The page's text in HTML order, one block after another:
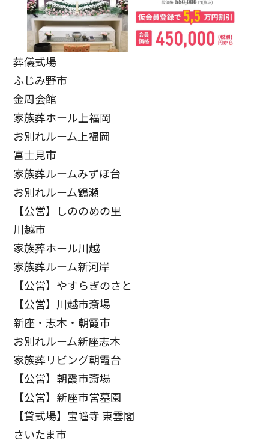
葬儀式場
ふじみ野市
金周会館
家族葬ホール上福岡
お別れルーム上福岡
富士見市
家族葬ルームみずほ台
お別れルーム鶴瀬
【公営】しののめの里
川越市
家族葬ホール川越
家族葬ルーム新河岸
【公営】やすらぎのさと
【公営】川越市斎場
新座・志木・朝霞市
お別れルーム新座志木
家族葬リビング朝霞台
【公営】朝霞市斎場
【公営】新座市営墓園
【貸式場】宝幢寺 東雲閣
さいたま市